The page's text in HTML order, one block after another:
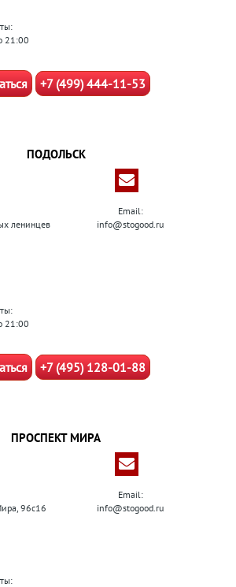
21:00
+7 (499) 444-11-53
ПОДОЛЬСК
ленинцев
Email:
info@stogood.ru
21:00
+7 (495) 128-01-88
ПРОСПЕКТ МИРА
96с16
Email:
info@stogood.ru